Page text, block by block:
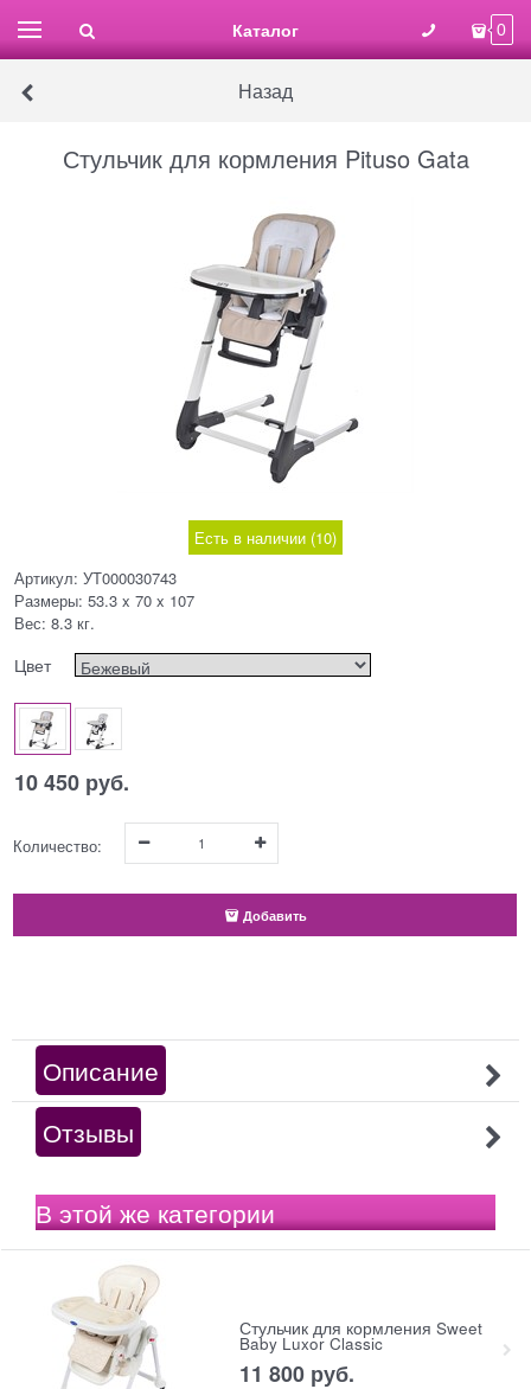
Каталог 0
Назад
Стульчик для кормления Pituso Gata
Есть в наличии (10)
Артикул: УТ000030743
Размеры: 53.3 x 70 x 107
Вес: 8.3 кг.
Цвет
10 450 руб.
Количество:
Добавить
Описание
Отзывы
В этой же категории
Стульчик для кормления Sweet
Baby Luxor Classic
11 800 руб.